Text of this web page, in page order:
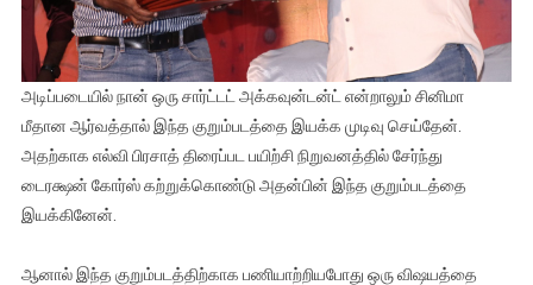
அடிப்படையில் நான் ஒரு சார்ட்டட் அக்கவுன்டன்ட் என்றாலும் சினிமா
மீதான ஆர்வத்தால் இந்த குறும்படத்தை இயக்க முடிவு செய்தேன்.
அதற்காக எல்வி பிரசாத் திரைப்பட பயிற்சி நிறுவனத்தில் சேர்ந்து
டைரக்ஷன் கோர்ஸ் கற்றுக்கொண்டு அதன்பின் இந்த குறும்படத்தை
இயக்கினேன்.
ஆனால் இந்த குறும்படத்திற்காக பணியாற்றியபோது ஒரு விஷயத்தை